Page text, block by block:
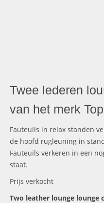
Twee lederen
van het merk
Fauteuils in relax standen
de hoofd rugleuning in
Fauteuils verkeren in een
staat.
Prijs verkocht
Two leather lounge lounge